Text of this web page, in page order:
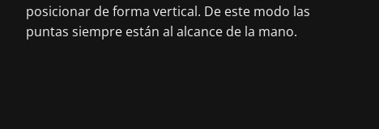
posicionar de forma vertical. De este modo las
puntas siempre están al alcance de la mano.